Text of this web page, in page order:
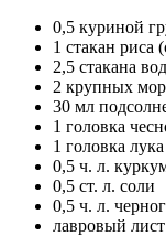
0,5 куриной
1 стакан риса
2,5 стакана
2 крупных
30 мл
1 головка
1 головка лука
0,5 ч. л.
0,5 ст. л. соли
0,5 ч. л.
лавровый лист